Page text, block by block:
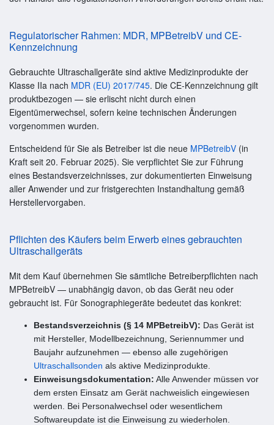
Regulatorischer Rahmen: MDR, MPBetreibV und CE-
Kennzeichnung
Gebrauchte Ultraschallgeräte sind aktive Medizinprodukte der
Klasse IIa nach MDR (EU) 2017/745. Die CE-Kennzeichnung gilt
produktbezogen — sie erlischt nicht durch einen
Eigentümerwechsel, sofern keine technischen Änderungen
vorgenommen wurden.
Entscheidend für Sie als Betreiber ist die neue MPBetreibV (in
Kraft seit 20. Februar 2025). Sie verpflichtet Sie zur Führung
eines Bestandsverzeichnisses, zur dokumentierten Einweisung
aller Anwender und zur fristgerechten Instandhaltung gemäß
Herstellervorgaben.
Pflichten des Käufers beim Erwerb eines gebrauchten
Ultraschallgeräts
Mit dem Kauf übernehmen Sie sämtliche Betreiberpflichten nach
MPBetreibV — unabhängig davon, ob das Gerät neu oder
gebraucht ist. Für Sonographiegeräte bedeutet das konkret:
Bestandsverzeichnis (§ 14 MPBetreibV): Das Gerät ist
mit Hersteller, Modellbezeichnung, Seriennummer und
Baujahr aufzunehmen — ebenso alle zugehörigen
Ultraschallsonden als aktive Medizinprodukte.
Einweisungsdokumentation: Alle Anwender müssen vor
dem ersten Einsatz am Gerät nachweislich eingewiesen
werden. Bei Personalwechsel oder wesentlichem
Softwareupdate ist die Einweisung zu wiederholen.